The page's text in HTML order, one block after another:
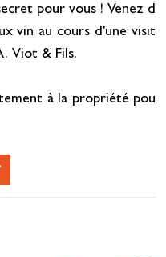
pour vous ! Venez d
vin au cours d'une visit
Viot & Fils.
à la propriété pou